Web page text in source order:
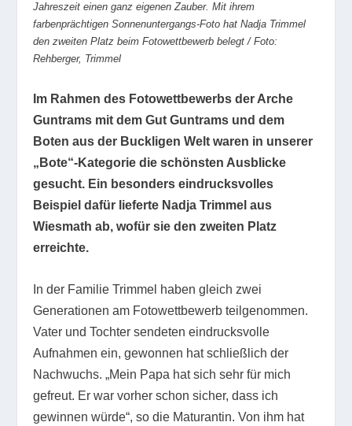
Jahreszeit einen ganz eigenen Zauber. Mit ihrem
farbenprächtigen Sonnenuntergangs-Foto hat Nadja Trimmel
den zweiten Platz beim Fotowettbewerb belegt / Foto:
Rehberger, Trimmel
Im Rahmen des Fotowettbewerbs der Arche
Guntrams mit dem Gut Guntrams und dem
Boten aus der Buckligen Welt waren in unserer
„Bote“-Kategorie die schönsten Ausblicke
gesucht. Ein besonders eindrucksvolles
Beispiel dafür lieferte Nadja Trimmel aus
Wiesmath ab, wofür sie den zweiten Platz
erreichte.
In der Familie Trimmel haben gleich zwei
Generationen am Fotowettbewerb teilgenommen.
Vater und Tochter sendeten eindrucksvolle
Aufnahmen ein, gewonnen hat schließlich der
Nachwuchs. „Mein Papa hat sich sehr für mich
gefreut. Er war vorher schon sicher, dass ich
gewinnen würde“, so die Maturantin. Von ihm hat